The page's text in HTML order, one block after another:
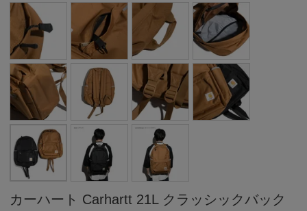
カーハート Carhartt 21L クラッシックバック